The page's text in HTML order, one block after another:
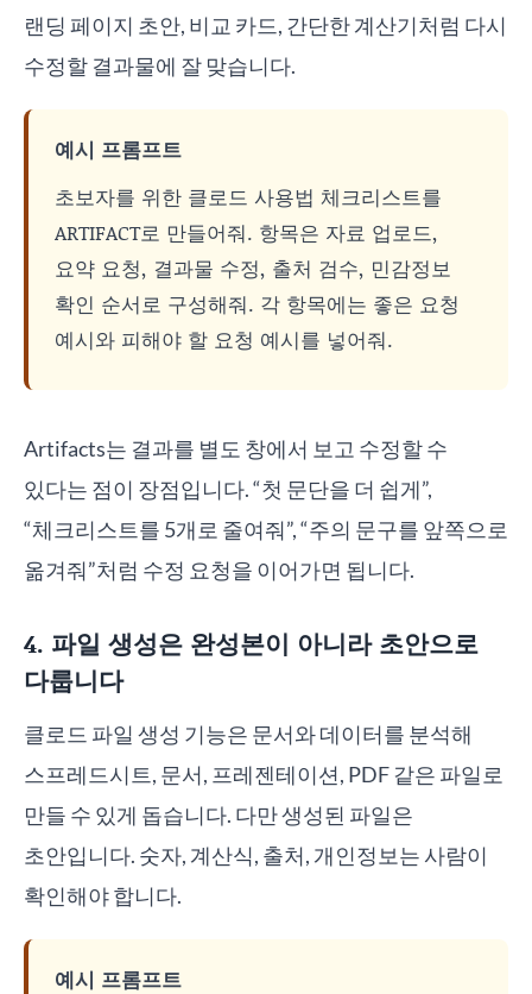
랜딩 페이지 초안, 비교 카드, 간단한 계산기처럼 다시
수정할 결과물에 잘 맞습니다.
예시 프롬프트
초보자를 위한 클로드 사용법 체크리스트를
ARTIFACT로 만들어줘. 항목은 자료 업로드,
요약 요청, 결과물 수정, 출처 검수, 민감정보
확인 순서로 구성해줘. 각 항목에는 좋은 요청
예시와 피해야 할 요청 예시를 넣어줘.
Artifacts는 결과를 별도 창에서 보고 수정할 수
있다는 점이 장점입니다. “첫 문단을 더 쉽게”,
“체크리스트를 5개로 줄여줘”, “주의 문구를 앞쪽으로
옮겨줘”처럼 수정 요청을 이어가면 됩니다.
4. 파일 생성은 완성본이 아니라 초안으로
다룹니다
클로드 파일 생성 기능은 문서와 데이터를 분석해
스프레드시트, 문서, 프레젠테이션, PDF 같은 파일로
만들 수 있게 돕습니다. 다만 생성된 파일은
초안입니다. 숫자, 계산식, 출처, 개인정보는 사람이
확인해야 합니다.
예시 프롬프트